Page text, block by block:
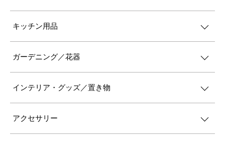
キッチン用品
ガーデニング／花器
インテリア・グッズ／置き物
アクセサリー